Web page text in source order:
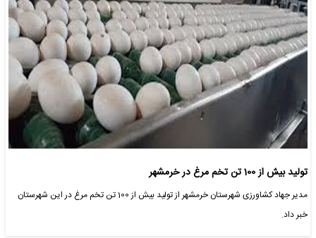
تولید بیش از 100 تن تخم مرغ در خرمشهر
مدیر جهاد کشاورزی شهرستان خرمشهر از تولید بیش از 100 تن تخم مرغ در این شهرستان
خبر داد.